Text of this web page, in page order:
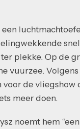
plekke. Op de
vuurzee.
de
meer doen.
noemt hem